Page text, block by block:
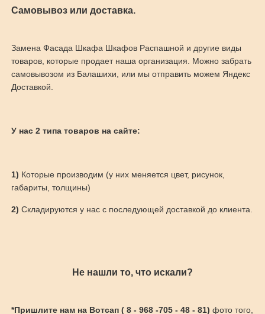
Самовывоз или доставка.
Замена Фасада Шкафа Шкафов Распашной и другие виды
товаров, которые продает наша организация. Можно забрать
самовывозом из Балашихи, или мы отправить можем Яндекс
Доставкой.
У нас 2 типа товаров на сайте:
1) Которые производим (у них меняется цвет, рисунок,
габариты, толщины)
2) Складируются у нас с последующей доставкой до клиента.
Не нашли то, что искали?
*Пришлите нам на Вотсап ( 8 - 968 -705 - 48 - 81) фото того,